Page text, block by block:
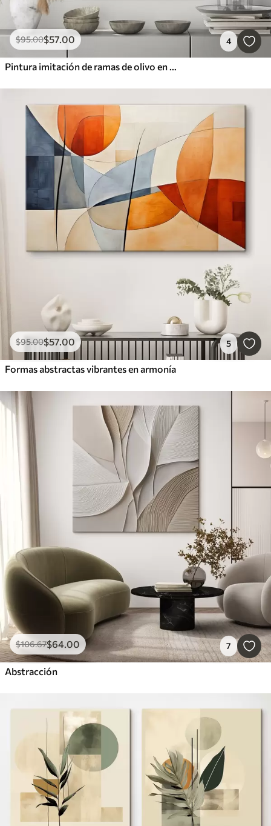
$95.00$57.00 4
Pintura imitación de ramas de olivo en un jarrón
$95.00$57.00 5
Formas abstractas vibrantes en armonía
$106.67$64.00 7
Abstracción